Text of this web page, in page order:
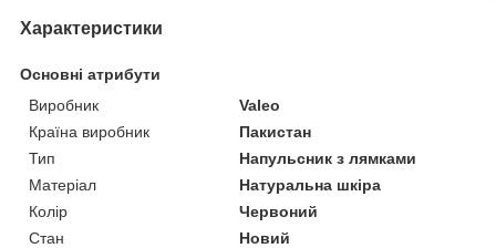
Характеристики
Основні атрибути
Виробник
Valeo
Країна виробник
Пакистан
Тип
Напульсник з лямками
Матеріал
Натуральна шкіра
Колір
Червоний
Стан
Новий